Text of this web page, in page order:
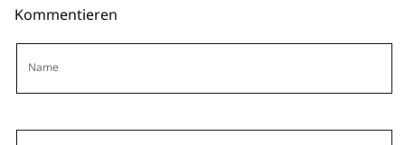
Kommentieren
Name